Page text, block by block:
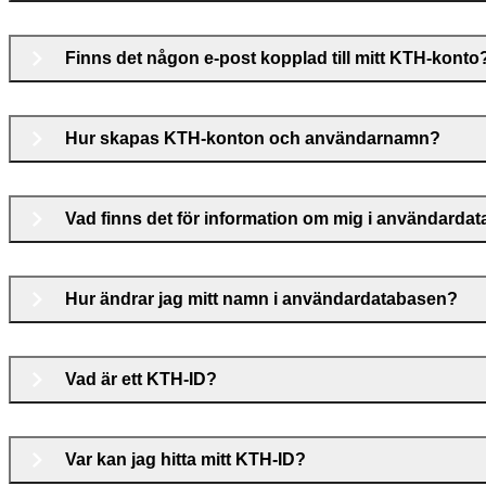
Finns det någon e-post kopplad till mitt KTH-
Hur skapas KTH-konton och användarnamn?
Vad finns det för information om mig i
Hur ändrar jag mitt namn i användardatabasen?
Vad är ett KTH-ID?
Var kan jag hitta mitt KTH-ID?